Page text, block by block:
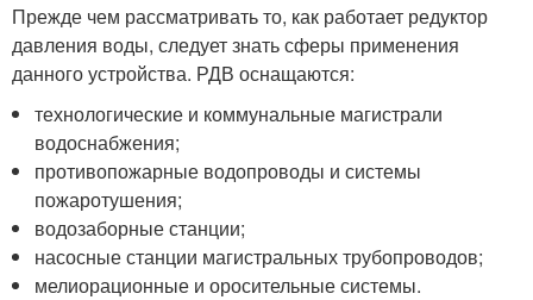
Прежде чем рассматривать то, как работает редуктор
давления воды, следует знать сферы применения
данного устройства. РДВ оснащаются:
технологические и коммунальные магистрали
водоснабжения;
противопожарные водопроводы и системы
пожаротушения;
водозаборные станции;
насосные станции магистральных трубопроводов;
мелиорационные и оросительные системы.